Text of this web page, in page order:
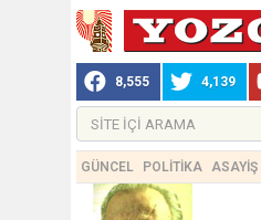
8,555 4,139
GÜNCEL POLİTİKA ASAYİŞ